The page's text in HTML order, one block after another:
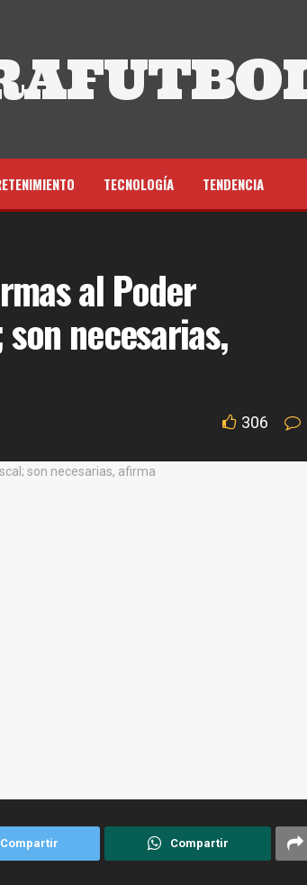
TECNOLOGÍA TENDENCIA
al Poder
necesarias,
306
Compartir Compartir